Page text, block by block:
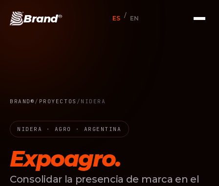
Brand® ES / EN
BRAND® / PROYECTOS / NIDERA
NIDERA · AGRO · ARGENTINA
Expoagro.
Consolidar la presencia de marca en el